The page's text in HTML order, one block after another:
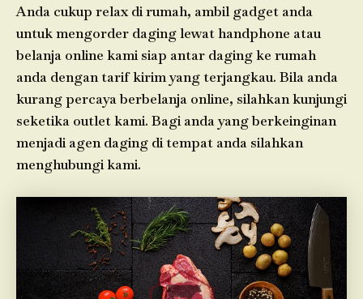
Anda cukup relax di rumah, ambil gadget anda
untuk mengorder daging lewat handphone atau
belanja online kami siap antar daging ke rumah
anda dengan tarif kirim yang terjangkau. Bila anda
kurang percaya berbelanja online, silahkan kunjungi
seketika outlet kami. Bagi anda yang berkeinginan
menjadi agen daging di tempat anda silahkan
menghubungi kami.